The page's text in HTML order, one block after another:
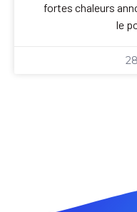
fortes chaleurs
le